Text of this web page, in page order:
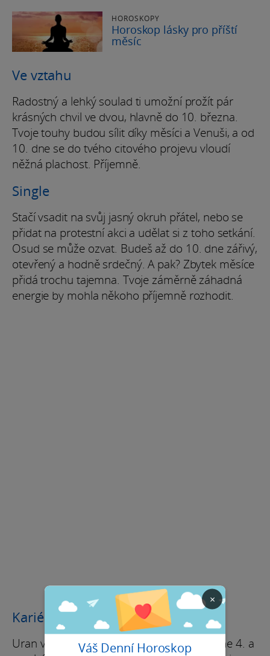
HOROSKOPY
Horoskop lásky pro příští
měsíc
Ve vztahu
Radostný a lehký soulad ti umožní prožít pár
krásných chvil ve dvou, hlavně do 10. března.
Tvoje touhy budou sílit díky měsíci a Venuši, a od
10. dne se do tvého citového projevu vloudí
něžná plachost. Příjemně.
Single
Stačí vsadit na svůj jasný okruh přátel, nebo se
přidat na protestní akci a udělat si z toho setkání.
Osud se může ozvat. Budeš až do 10. dne zářivý,
otevřený a hodně srdečný. A pak? Zbytek měsíce
přidá trochu tajemna. Tvoje záměrně záhadná
energie by mohla někoho příjemně rozhodit.
Kariéra / Finance
Uran v Býku znovu promlouvá do tvého dne 4. a
×
Váš Denní Horoskop